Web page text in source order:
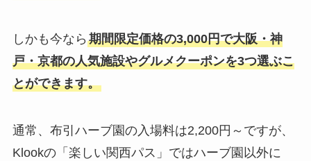
しかも今なら 期間限定価格の3,000円で大阪・神
戸・京都の人気施設やグルメクーポンを3つ選ぶこ
とができます。
通常、布引ハーブ園の入場料は2,200円～ですが、
Klookの「楽しい関西パス」ではハーブ園以外に